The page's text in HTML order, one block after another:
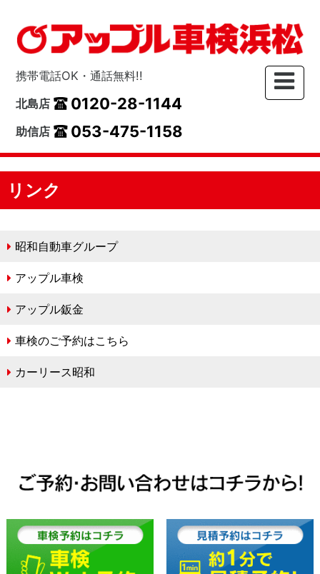
携帯電話OK・通話無料!!
北島店
0120-28-1144
助信店 053-475-1158
リンク
昭和自動車グループ
アップル車検
アップル鈑金
車検のご予約はこちら
カーリース昭和